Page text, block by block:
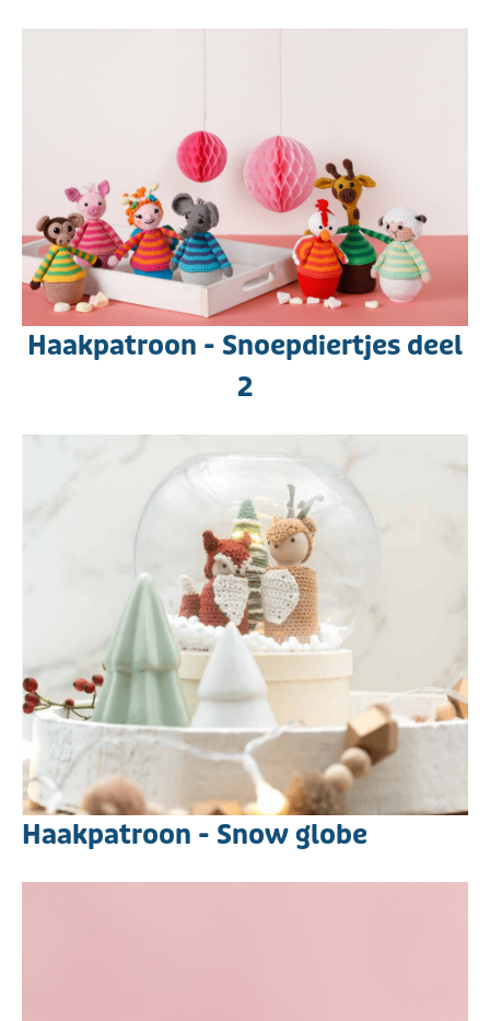
Haakpatroon - Snoepdiertjes deel
2
Haakpatroon - Snow globe